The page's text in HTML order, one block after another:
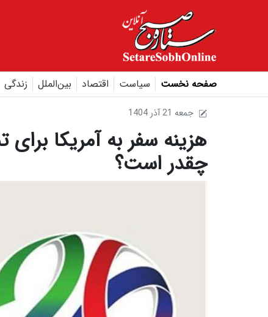
صفحه نخست سیاست اقتصاد بین‌الملل زندگی
1404 جمعه 21 آذر
هزینه سفر به آمریکا
چقدر است؟